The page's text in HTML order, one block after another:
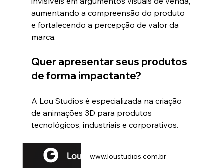
aumentando a compreensão do produto
e fortalecendo a percepção de valor da
marca.
Quer apresentar seus produtos
de forma impactante?
A Lou Studios é especializada na criação
de animações 3D para produtos
tecnológicos, industriais e corporativos.
www.loustudios.com.br